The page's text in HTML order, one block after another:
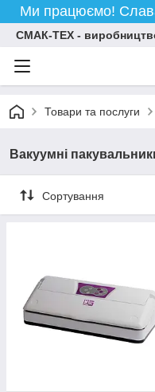
Ми працюємо!
СМАК-ТЕХ - виробництво
Товари та послуги
Вакуумні
Сортування